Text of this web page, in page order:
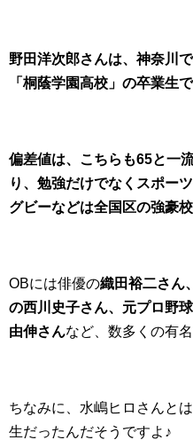
野田洋次郎さんは、神奈川
「桐蔭学園高校」の卒業生
偏差値は、こちらも65と一
り、勉強だけでなくスポー
グビーなどは全国区の強豪
OBには俳優の織田裕二さん
の西川史子さん、元プロ野
由伸さんなど、数多くの有
ちなみに、水嶋ヒロさんと
生だったんだそうですよ♪